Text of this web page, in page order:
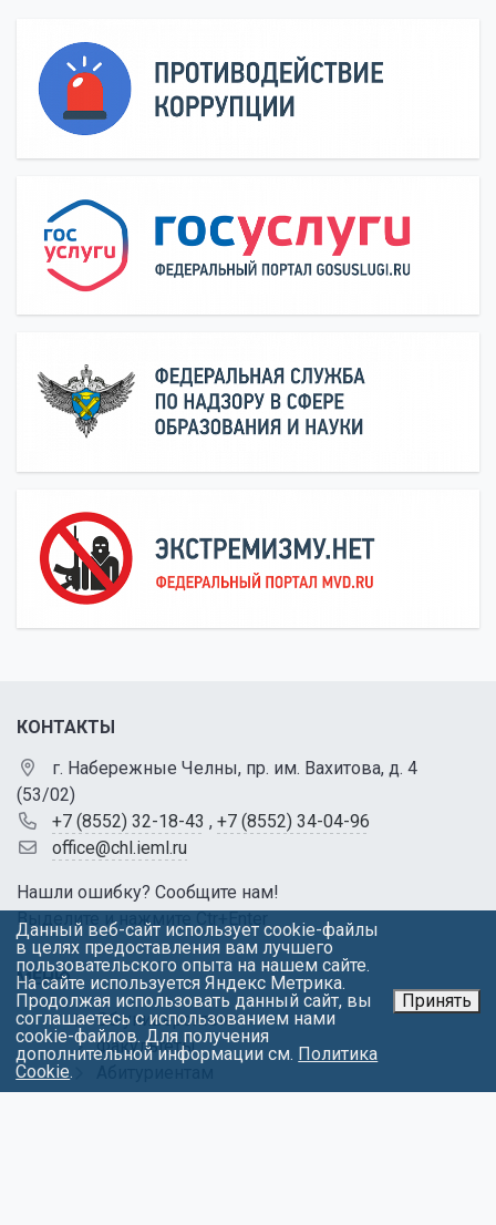
КОНТАКТЫ
г. Набережные Челны, пр. им. Вахитова, д. 4
(53/02)
+7 (8552) 32-18-43 , +7 (8552) 34-04-96
office@chl.ieml.ru
Нашли ошибку? Сообщите нам!
Выделите и нажмите Ctr+Enter
МЕНЮ
Об университете
Факультеты
Студентам
Данный веб-сайт использует cookie-файлы
в целях предоставления вам лучшего
пользовательского опыта на нашем сайте.
На сайте используется Яндекс Метрика.
Продолжая использовать данный сайт, вы
соглашаетесь с использованием нами
cookie-файлов. Для получения
дополнительной информации см. Политика
Cookie.
Принять